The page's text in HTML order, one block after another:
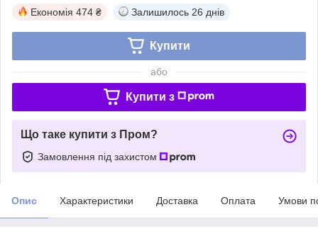
Економія 474 ₴ Залишилось 26 днів
Купити
або
Купити з
Що таке купити з Пром?
Замовлення під захистом
Опис Характеристики Доставка Оплата Умови